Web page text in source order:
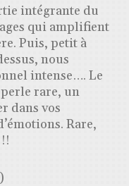
intégrante du
qui amplifient
Puis, petit à
nous
intense…. Le
perle rare, un
dans vos
Rare,